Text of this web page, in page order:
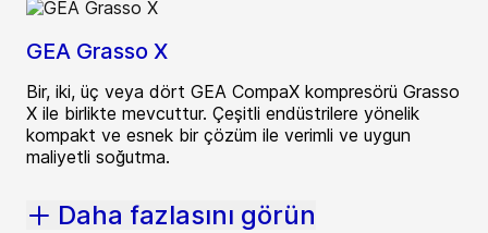
GEA Grasso X
Bir, iki, üç veya dört GEA CompaX kompresörü Grasso
X ile birlikte mevcuttur. Çeşitli endüstrilere yönelik
kompakt ve esnek bir çözüm ile verimli ve uygun
maliyetli soğutma.
Daha fazlasını görün